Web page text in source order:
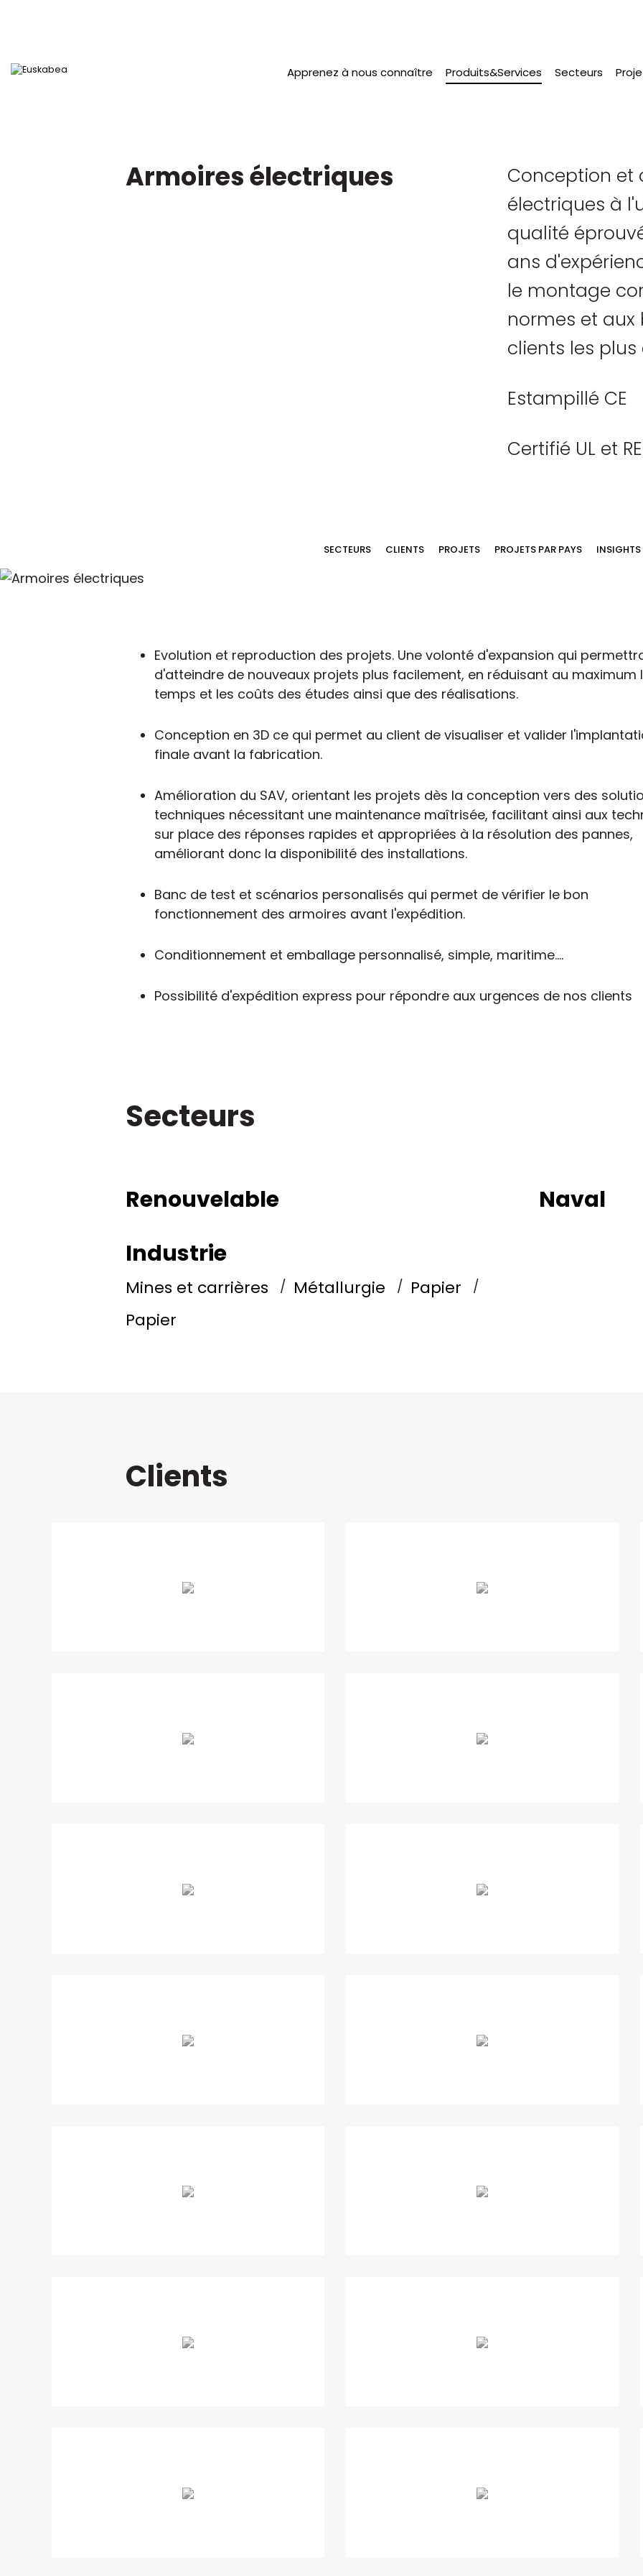
Accéder directement au contenu
Apprenez à nous connaître Produits&Services (actual)
Secteurs
Armoires électriques
Conception et
électriques à
qualité
ans
le montage
normes et aux
clients les plus
Estampillé CE
Certifié UL et
SECTEURS CLIENTS PROJETS PROJETS PAR PAYS INSIGHTS
Evolution et reproduction des projets. Une volonté d'expansion qui
d'atteindre de nouveaux projets plus facilement, en réduisant au maximum
temps et les coûts des études ainsi que des réalisations.
Conception en 3D ce qui permet au client de visualiser et valider
finale avant la fabrication.
Amélioration du SAV, orientant les projets dès la conception vers des
techniques nécessitant une maintenance maîtrisée, facilitant ainsi aux
sur place des réponses rapides et appropriées à la résolution des pannes,
améliorant donc la disponibilité des installations.
Banc de test et scénarios personalisés qui permet de vérifier le bon
fonctionnement des armoires avant l'expédition.
Conditionnement et emballage personnalisé, simple, maritime....
Possibilité d'expédition express pour répondre aux urgences de nos clients
Secteurs
Renouvelable
Industrie
Mines et carrières Métallurgie
Papier
Papier
Naval
Clients